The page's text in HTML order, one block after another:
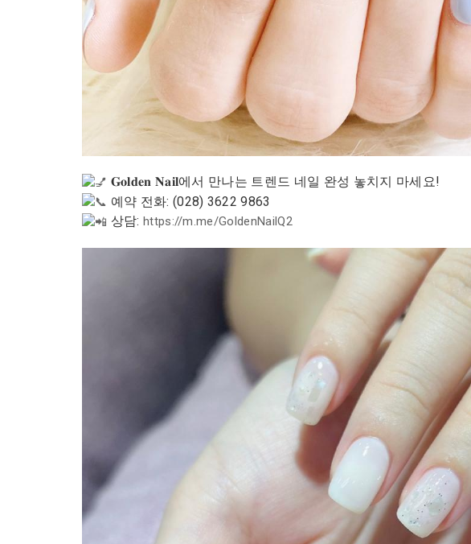
𝐆𝐨𝐥𝐝𝐞𝐧 𝐍𝐚𝐢𝐥에서 만나는 트렌드 네일 완성 놓치지 마세요!
예약 전화: (028) 3622 9863
상담: https://m.me/GoldenNailQ2